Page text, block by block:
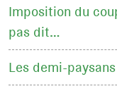
Imposition du
pas dit…
Les demi-